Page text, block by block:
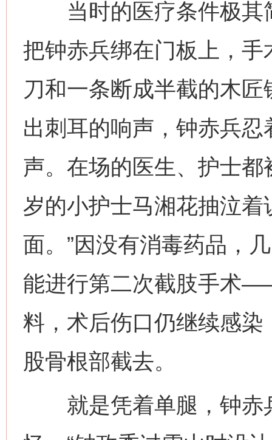
当时的医疗条件极其
把钟赤兵绑在门板上，
刀和一条断成半截的木
出刺耳的响声，钟赤兵
声。在场的医生、护士
岁的小护士马湘花抽泣着
面。”因没有消毒药品，
能进行第二次截肢手术
料，术后伤口仍继续感
股骨根部截去。
就是凭着单腿，钟赤